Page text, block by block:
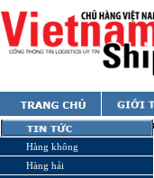
Hàng không
Hàng hải